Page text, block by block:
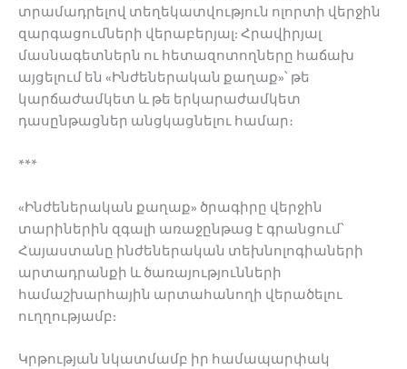
տրամադրելով տեղեկատվություն ոլորտի վերջին
զարգացումների վերաբերյալ: Հրավիրյալ
մասնագետներն ու հետազոտողները հաճախ
այցելում են «Ինժեներական քաղաք»՝ թե
կարճաժամկետ և թե երկարաժամկետ
դասընթացներ անցկացնելու համար։
***
«Ինժեներական քաղաք» ծրագիրը վերջին
տարիներին զգալի առաջընթաց է գրանցում՝
Հայաստանը ինժեներական տեխնոլոգիաների
արտադրանքի և ծառայությունների
համաշխարհային արտահանողի վերածելու
ուղղությամբ:
Կրթության նկատմամբ իր համապարփակ